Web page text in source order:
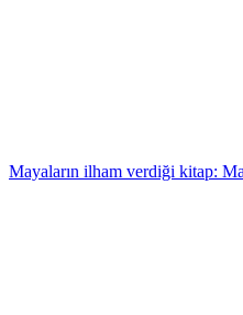
Mayaların ilham verdiği kitap: